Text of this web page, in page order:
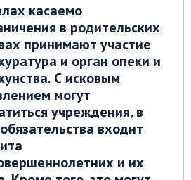
касаемо
в родительских
принимают участие
и орган опеки и
С исковым
могут
учреждения, в
входит
и их